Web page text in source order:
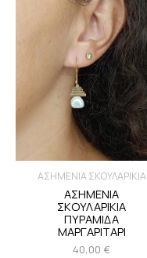
ΑΣΗΜΕΝΙΑ ΣΚΟΥΛΑΡΙΚΙΑ
ΑΣΗΜΕΝΙΑ
ΣΚΟΥΛΑΡΙΚΙΑ
ΠΥΡΑΜΙΔΑ
ΜΑΡΓΑΡΙΤΑΡΙ
40,00 €